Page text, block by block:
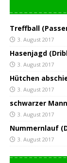
Treffball
3. August 2017
Hasenjagd
3. August 2017
Hütchen
3. August 2017
schwarzer
3. August 2017
Nummernlauf
3. August 2017